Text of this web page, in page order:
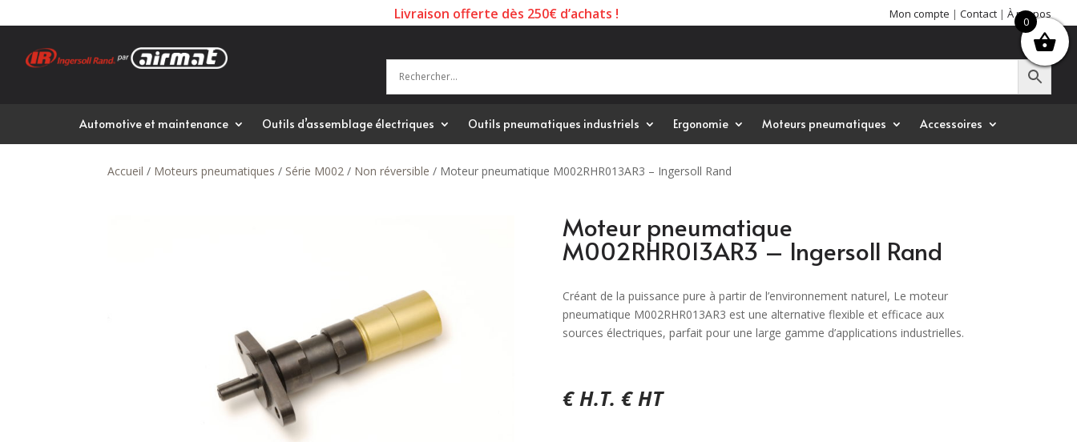
Livraison offerte dès 250€ d’achats ! Mon compte | Contact| À propos
Automotive et maintenance Outils d’assemblage électriques Outils pneumatiques industriels Ergonomie Moteurs pneumatiques Accessoires
Accueil / Moteurs pneumatiques / Série M002 / Non réversible / Moteur pneumatique M002RHR013AR3 – Ingersoll Rand
Moteur pneumatique
M002RHR013AR3 – Ingersoll Rand
Créant de la puissance pure à partir de l’environnement naturel, Le moteur
pneumatique M002RHR013AR3 est une alternative flexible et efficace aux
sources électriques, parfait pour une large gamme d’applications industrielles.
€ H.T. € HT
0